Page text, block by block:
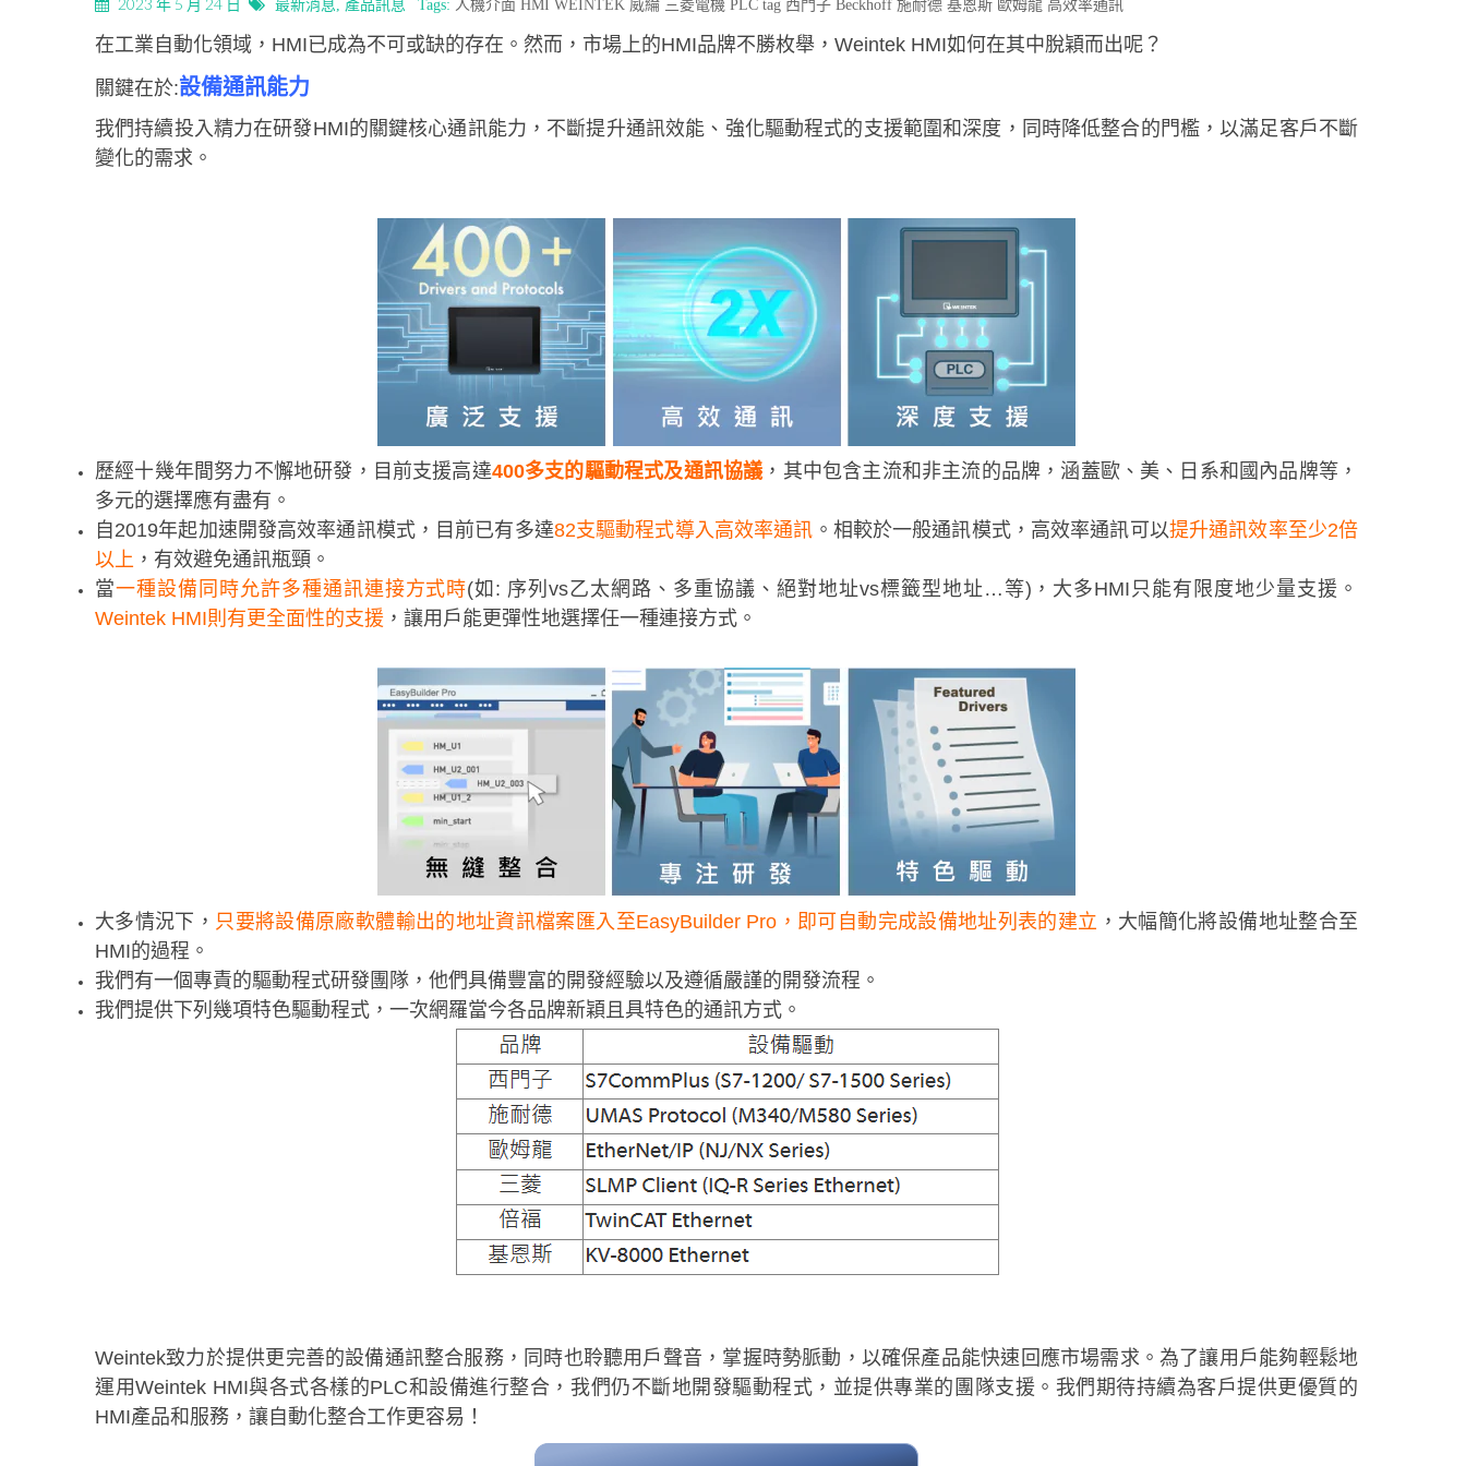
最新消息 產品訊息 Tags: 人機介面 HMI WEINTEK 威綸 三菱電機 PLC tag 西門子 Beckhoff 施耐德 基恩斯 歐姆龍 高效率通訊
在工業自動化領域，HMI已成為不可或缺的存在。然而，市場上的HMI品牌不勝枚舉，Weintek HMI如何在其中脫穎而出呢？
關鍵在於:設備通訊能力
我們持續投入精力在研發HMI的關鍵核心通訊能力，不斷提升通訊效能、強化驅動程式的支援範圍和深度，同時降低整合的門檻，以滿足客戶不斷
變化的需求。
歷經十幾年間努力不懈地研發，目前支援高達400多支的驅動程式及通訊協議 ，其中包含主流和非主流的品牌，涵蓋歐、美、日系和國內品牌等，
多元的選擇應有盡有。
自2019年起加速開發高效率通訊模式，目前已有多達82支驅動程式導入高效率通訊 。相較於一般通訊模式，高效率通訊可以提升通訊效率至少2倍
以上 ，有效避免通訊瓶頸。
當一種設備同時允許多種通訊連接方式時(如: 序列vs乙太網路、多重協議、絕對地址vs標籤型地址…等)，大多HMI只能有限度地少量支援。
Weintek HMI則有更全面性的支援 ，讓用戶能更彈性地選擇任一種連接方式。
大多情況下， 只要將設備原廠軟體輸出的地址資訊檔案匯入至EasyBuilder Pro，即可自動完成設備地址列表的建立 ，大幅簡化將設備地址整合至
HMI的過程。
我們有一個專責的驅動程式研發團隊，他們具備豐富的開發經驗以及遵循嚴謹的開發流程。
我們提供下列幾項特色驅動程式，一次網羅當今各品牌新穎且具特色的通訊方式。
Weintek致力於提供更完善的設備通訊整合服務，同時也聆聽用戶聲音，掌握時勢脈動，以確保產品能快速回應市場需求。為了讓用戶能夠輕鬆地
運用Weintek HMI與各式各樣的PLC和設備進行整合，我們仍不斷地開發驅動程式，並提供專業的團隊支援。我們期待持續為客戶提供更優質的
HMI產品和服務，讓自動化整合工作更容易！